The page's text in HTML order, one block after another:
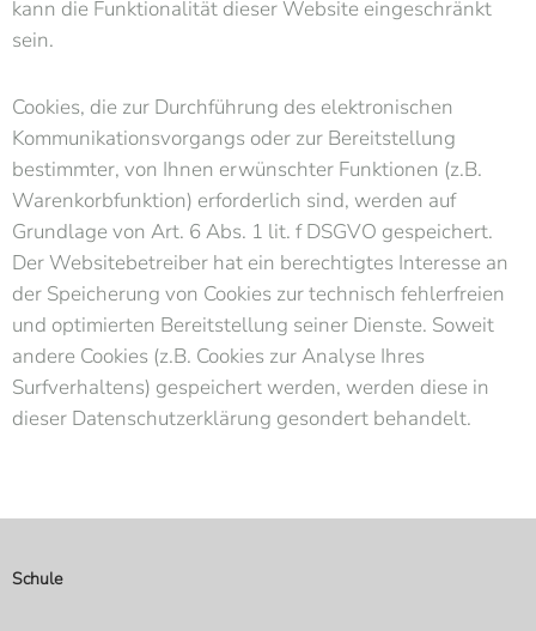
kann die Funktionalität dieser Website eingeschränkt
sein.
Cookies, die zur Durchführung des elektronischen
Kommunikationsvorgangs oder zur Bereitstellung
bestimmter, von Ihnen erwünschter Funktionen (z.B.
Warenkorbfunktion) erforderlich sind, werden auf
Grundlage von Art. 6 Abs. 1 lit. f DSGVO gespeichert.
Der Websitebetreiber hat ein berechtigtes Interesse an
der Speicherung von Cookies zur technisch fehlerfreien
und optimierten Bereitstellung seiner Dienste. Soweit
andere Cookies (z.B. Cookies zur Analyse Ihres
Surfverhaltens) gespeichert werden, werden diese in
dieser Datenschutzerklärung gesondert behandelt.
Schule